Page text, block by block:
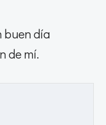
buen día
de mí.